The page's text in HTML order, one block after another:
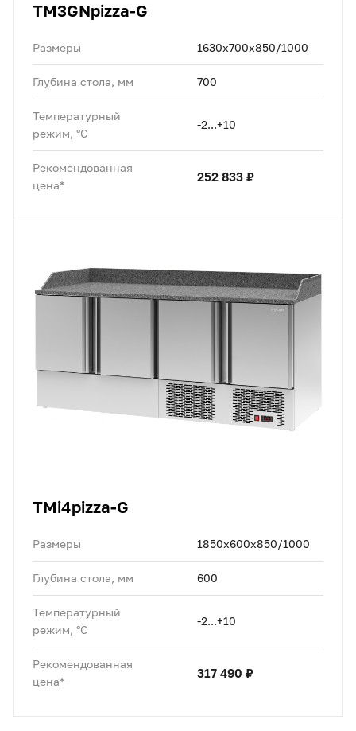
TM3GNpizza-G
Размеры 1630x700x850/1000
Глубина стола, мм 700
Температурный
режим, °C
-2...+10
Рекомендованная
цена*
252 833 ₽
TMi4pizza-G
Размеры 1850x600x850/1000
Глубина стола, мм 600
Температурный
режим, °C
-2...+10
Рекомендованная
цена*
317 490 ₽